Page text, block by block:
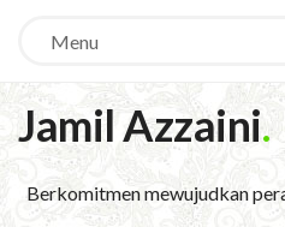
Menu
Jamil Azzaini.
Berkomitmen mewujudkan